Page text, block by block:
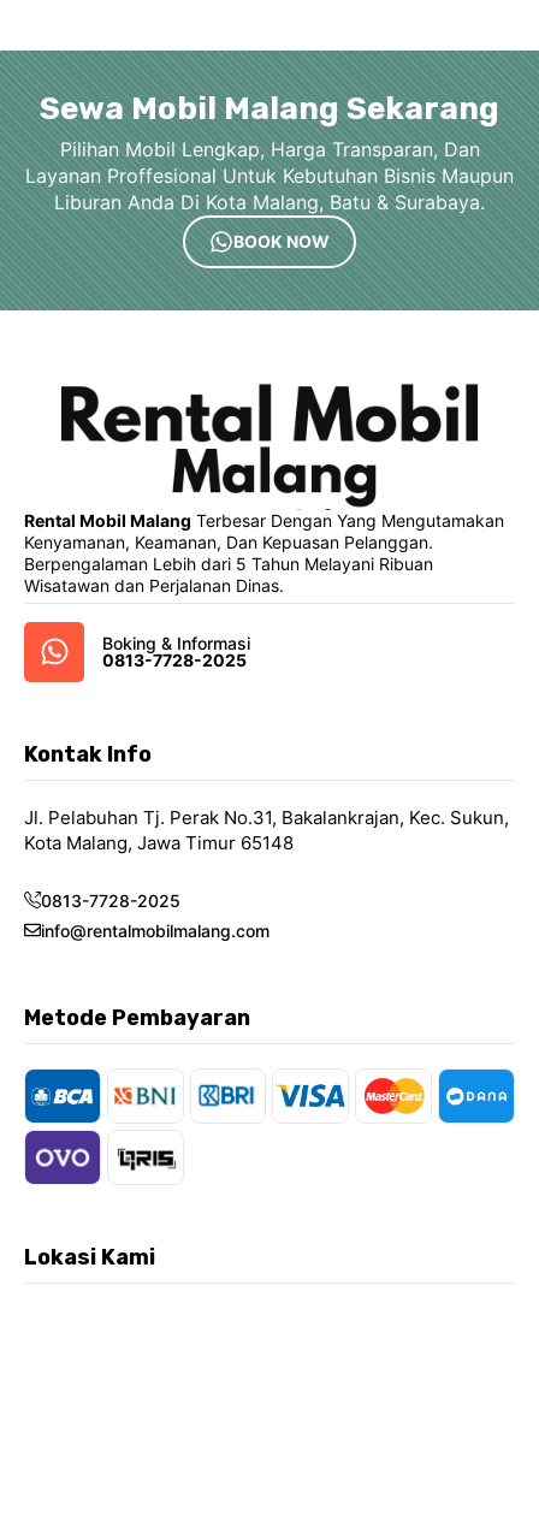
Sewa Mobil Malang Sekarang
Pilihan Mobil Lengkap, Harga Transparan, Dan
Layanan Proffesional Untuk Kebutuhan Bisnis Maupun
Liburan Anda Di Kota Malang, Batu & Surabaya.
BOOK NOW
Rental Mobil Malang Terbesar Dengan Yang Mengutamakan
Kenyamanan, Keamanan, Dan Kepuasan Pelanggan.
Berpengalaman Lebih dari 5 Tahun Melayani Ribuan
Wisatawan dan Perjalanan Dinas.
Boking & Informasi
0813-7728-2025
Kontak Info
Jl. Pelabuhan Tj. Perak No.31, Bakalankrajan, Kec. Sukun,
Kota Malang, Jawa Timur 65148
0813-7728-2025
info@rentalmobilmalang.com
Metode Pembayaran
Lokasi Kami